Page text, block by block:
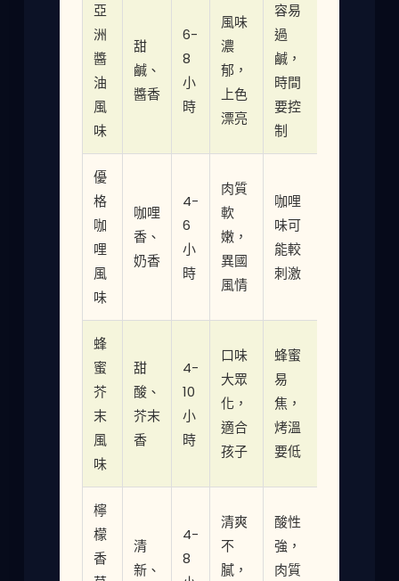
亞
洲
醬
油
風
味
甜
鹹、
醬香
6-
8
小
時
風味
濃
郁，
上色
漂亮
容易
過
鹹，
時間
要控
制
優
格
咖
哩
風
味
咖哩
香、
奶香
4-
6
小
時
肉質
軟
嫩，
異國
風情
咖哩
味可
能較
刺激
蜂
蜜
芥
末
風
味
甜
酸、
芥末
香
4-
10
小
時
口味
大眾
化，
適合
孩子
蜂蜜
易
焦，
烤溫
要低
檸
檬
香
清
新、
4-
8
清爽
不
膩，
酸性
強，
肉質